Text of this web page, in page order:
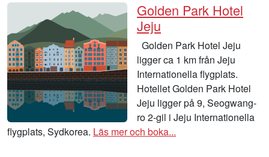
Golden Park Hotel
Jeju
Golden Park Hotel Jeju
ligger ca 1 km från Jeju
Internationella flygplats.
Hotellet Golden Park Hotel
Jeju ligger på 9, Seogwang-
ro 2-gil i Jeju Internationella
flygplats, Sydkorea. Läs mer och boka...